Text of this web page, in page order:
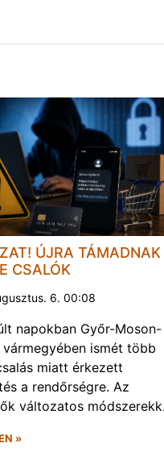
ÚJRA
CSALÓK
6. 00:08
napokban Győr-Moson-
vármegyében ismét több
miatt érkezett
a rendőrségre. Az
változatos
»